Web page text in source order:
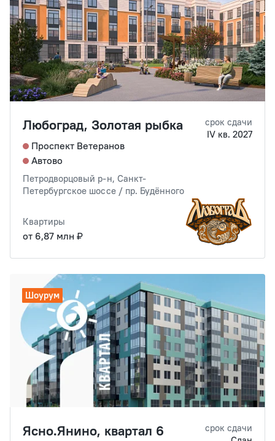
Любоград, Золотая рыбка
Проспект Ветеранов
Автово
Петродворцовый р-н, Санкт-
Петербургское шоссе / пр. Будённого
срок сдачи
IV кв. 2027
Квартиры
от 6,87 млн ₽
Шоурум
Ясно.Янино, квартал 6
срок сдачи